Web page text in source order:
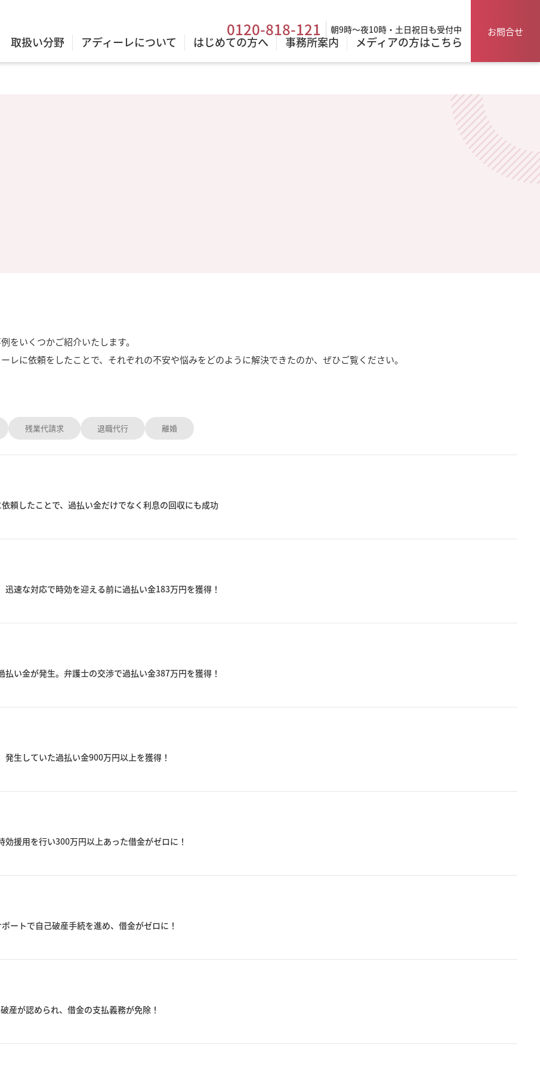
0120-818-121 朝9時～夜10時・土日祝日も受付中
取扱い分野 アディーレについて はじめての方へ 事務所案内 メディアの方はこちら
お問合せ
をいくつかご紹介いたします。
レに依頼をしたことで、それぞれの不安や悩みをどのように解決できたのか、ぜひご覧ください。
残業代請求 退職代行 離婚
頼したことで、過払い金だけでなく利息の回収にも成功
速な対応で時効を迎える前に過払い金183万円を獲得！
い金が発生。弁護士の交渉で過払い金387万円を獲得！
生していた過払い金900万円以上を獲得！
援用を行い300万円以上あった借金がゼロに！
ートで自己破産手続を進め、借金がゼロに！
産が認められ、借金の支払義務が免除！